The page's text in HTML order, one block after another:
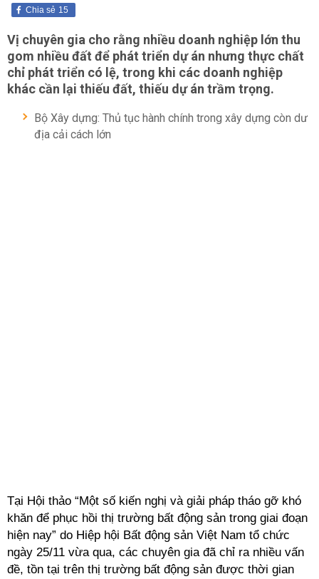
15
Chia sẻ
Vị chuyên gia cho rằng nhiều doanh nghiệp lớn thu
gom nhiều đất để phát triển dự án nhưng thực chất
chỉ phát triển có lệ, trong khi các doanh nghiệp
khác cần lại thiếu đất, thiếu dự án trầm trọng.
Bộ Xây dựng: Thủ tục hành chính trong xây dựng còn dư
địa cải cách lớn
Tại Hội thảo “Một số kiến nghị và giải pháp tháo gỡ khó
khăn để phục hồi thị trường bất động sản trong giai đoạn
hiện nay” do Hiệp hội Bất động sản Việt Nam tổ chức
ngày 25/11 vừa qua, các chuyên gia đã chỉ ra nhiều vấn
đề, tồn tại trên thị trường bất động sản được thời gian